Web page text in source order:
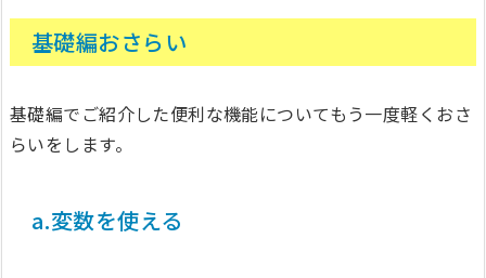
基礎編おさらい
基礎編でご紹介した便利な機能についてもう一度軽くおさ
らいをします。
a.変数を使える